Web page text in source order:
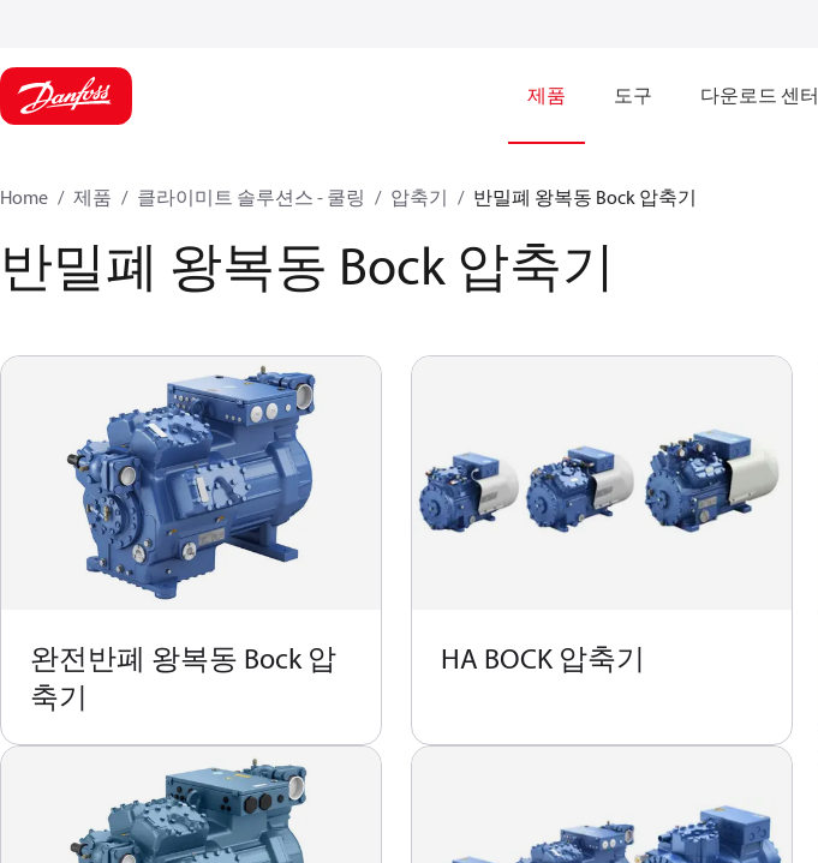
제품 도구 다운로드 센터
Home 제품 클라이미트 솔루션스 - 쿨링 압축기 반밀폐 왕복동 Bock 압축기
반밀폐 왕복동 Bock 압축기
완전반폐 왕복동 Bock 압
축기
HA BOCK 압축기